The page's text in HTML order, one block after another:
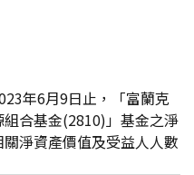
年6月9日止，「富蘭克
合基金(2810)」基金之淨
淨資產價值及受益人人數